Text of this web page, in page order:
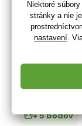
Janod Colorino
5
+ 5 bodov